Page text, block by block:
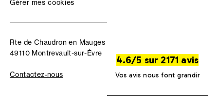
Gérer mes cookies
Rte de Chaudron en Mauges
49110 Montrevault-sur-Èvre
Contactez-nous
4.6/5 sur 2171 avis
Vos avis nous font grandir